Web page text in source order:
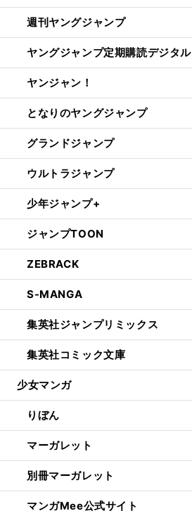
週刊ヤングジャンプ
ヤングジャンプ定期購読デジタル
ヤンジャン！
となりのヤングジャンプ
グランドジャンプ
ウルトラジャンプ
少年ジャンプ+
ジャンプTOON
ZEBRACK
S-MANGA
集英社ジャンプリミックス
集英社コミック文庫
少女マンガ
りぼん
マーガレット
別冊マーガレット
マンガMee公式サイト